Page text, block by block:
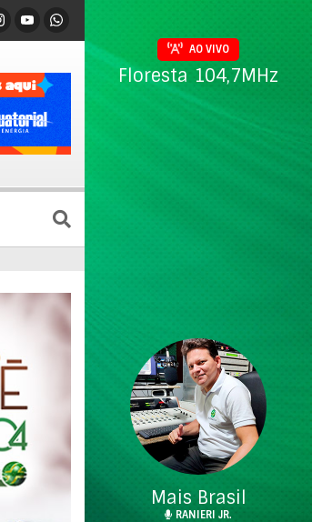
AO VIVO
Floresta 104,7MHz
Mais Brasil
RANIERI JR.